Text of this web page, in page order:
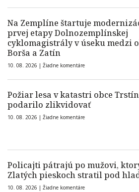
Na Zemplíne štartuje
prvej etapy Dolnozemplínskej
cyklomagistrály v úseku medzi
Borša a Zatín
10. 08. 2026 | Žiadne komentáre
Požiar lesa v katastri obce
podarilo zlikvidovať
10. 08. 2026 | Žiadne komentáre
Policajti pátrajú po mužovi,
Zlatých pieskoch stratil pod
10. 08. 2026 | Žiadne komentáre